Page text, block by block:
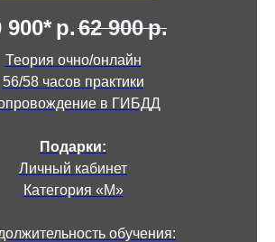
900* р.62 900р.
Теория очно/онлайн
56/58 часов практики
в ГИБДД
Подарки:
Личный кабинет
Категория «М»
обучения: